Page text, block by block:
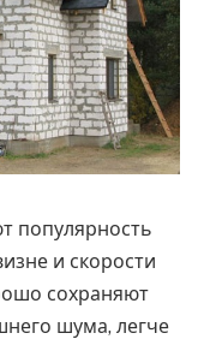
популярность
и скорости
сохраняют
шума, легче